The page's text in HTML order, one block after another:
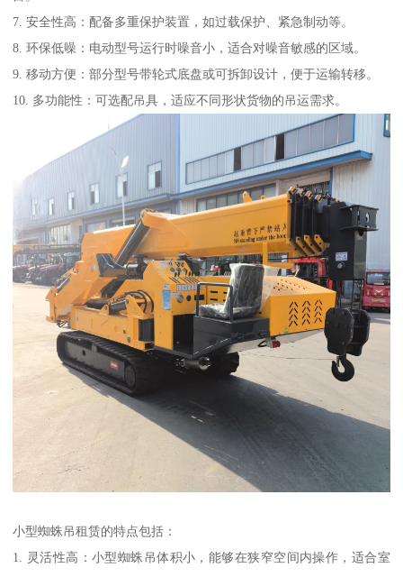
7. 安全性高：配备多重保护装置，如过载保护、紧急制动等。
8. 环保低噪：电动型号运行时噪音小，适合对噪音敏感的区域。
9. 移动方便：部分型号带轮式底盘或可拆卸设计，便于运输转移。
10. 多功能性：可选配吊具，适应不同形状货物的吊运需求。
小型蜘蛛吊租赁的特点包括：
1. 灵活性高：小型蜘蛛吊体积小，能够在狭窄空间内操作，适合室